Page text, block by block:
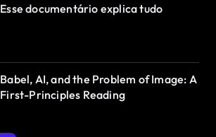
Esse documentário explica tudo
Babel, AI, and the Problem of Image: A
First-Principles Reading